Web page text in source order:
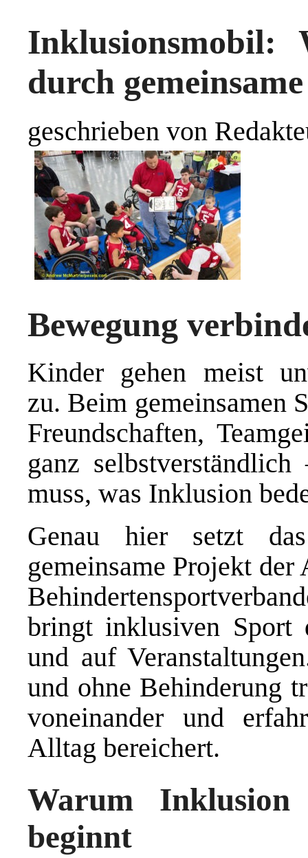
durch
geschrieben von
Bewegung
Kinder gehen meist
zu. Beim gemeinsamen
Freundschaften,
ganz
muss, was Inklusion
Genau hier setzt
gemeinsame Projekt
bringt inklusiven Sport
und auf
und ohne Behinderung
voneinander und
Alltag bereichert.
Warum
beginnt